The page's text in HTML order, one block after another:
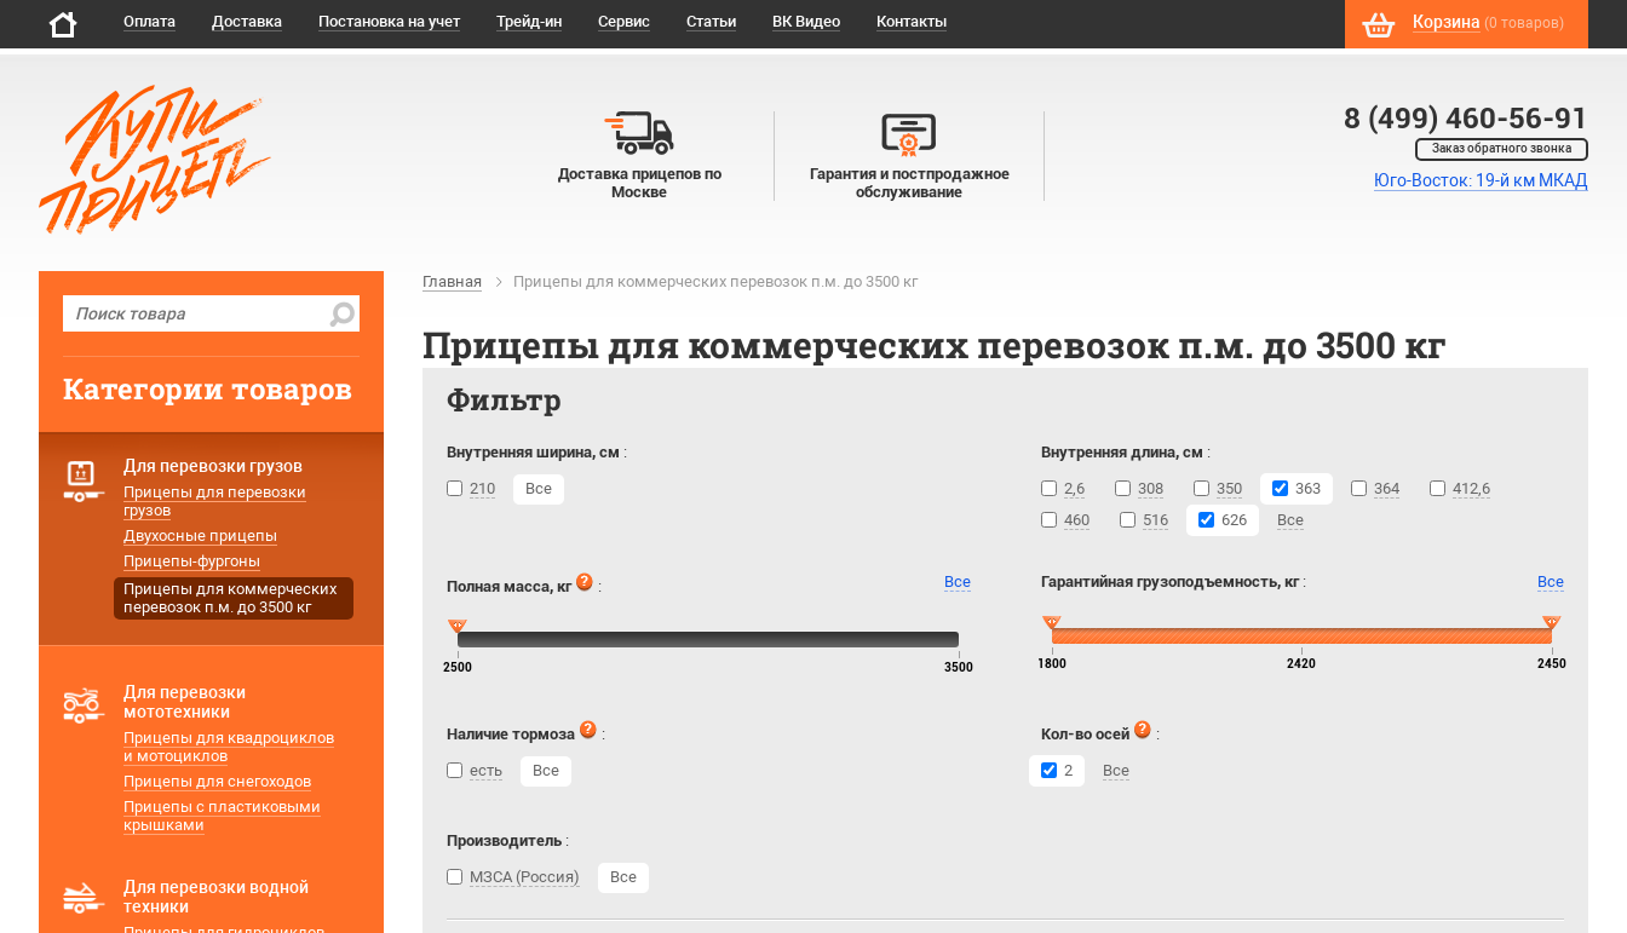
Оплата Доставка Постановка на учет Трейд-ин Сервис Статьи ВК Видео Контакты Корзина (0 товаров)
8 (499) 460-56-91
Заказ обратного звонка
Юго-Восток: 19-й км МКАД
Доставка прицепов по
Москве
Гарантия и постпродажное
обслуживание
Главная Прицепы для коммерческих перевозок п.м. до 3500 кг
Прицепы для коммерческих перевозок п.м. до 3500 кг
Фильтр
Внутренняя ширина, см :
210
Все
Внутренняя длина, см :
2,6
308 350 363 364
412,6
460
516 626 Все
Полная масса, кг : Все
2500 3500
Гарантийная грузоподъемность, кг: Все
1800 2420 2450
Наличие тормоза
:
есть
Все
Кол-во осей
:
2
Все
Производитель :
МЗСА (Россия)
Все
Категории товаров
Для перевозки грузов
Прицепы для перевозки
грузов
Двухосные прицепы
Прицепы-фургоны
Прицепы для коммерческих
перевозок п.м. до 3500 кг
Для перевозки
мототехники
Прицепы для квадроциклов
и мотоциклов
Прицепы для снегоходов
Прицепы с пластиковыми
крышками
Для перевозки водной
техники